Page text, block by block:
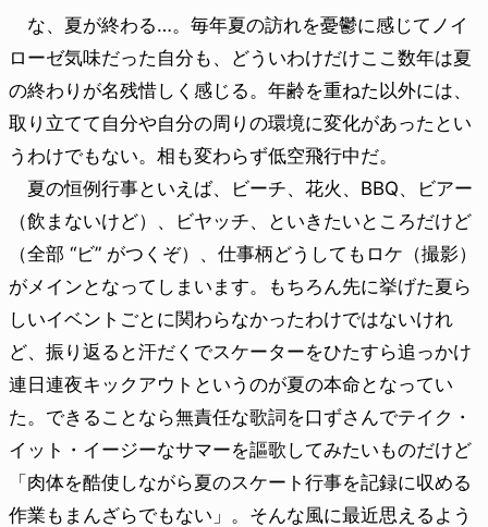
な、夏が終わる…。毎年夏の訪れを憂鬱に感じてノイ
ローゼ気味だった自分も、どういわけだけここ数年は夏
の終わりが名残惜しく感じる。年齢を重ねた以外には、
取り立てて自分や自分の周りの環境に変化があったとい
うわけでもない。相も変わらず低空飛行中だ。
夏の恒例行事といえば、ビーチ、花火、BBQ、ビアー
（飲まないけど）、ビヤッチ、といきたいところだけど
（全部 “ビ” がつくぞ）、仕事柄どうしてもロケ（撮影）
がメインとなってしまいます。もちろん先に挙げた夏ら
しいイベントごとに関わらなかったわけではないけれ
ど、振り返ると汗だくでスケーターをひたすら追っかけ
連日連夜キックアウトというのが夏の本命となってい
た。できることなら無責任な歌詞を口ずさんでテイク・
イット・イージーなサマーを謳歌してみたいものだけど
「肉体を酷使しながら夏のスケート行事を記録に収める
作業もまんざらでもない」。そんな風に最近思えるよう